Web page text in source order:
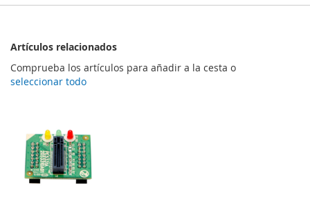
Artículos relacionados
Comprueba los artículos para añadir a la cesta o
seleccionar todo